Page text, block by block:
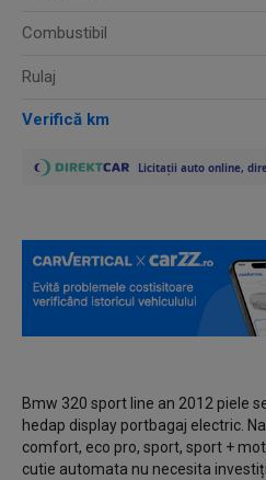
Combustibil
Rulaj
Verifică km
Bmw 320 sport line an 2012 piele
hedap display portbagaj electric.
comfort, eco pro, sport, sport +
cutie automata nu necesita